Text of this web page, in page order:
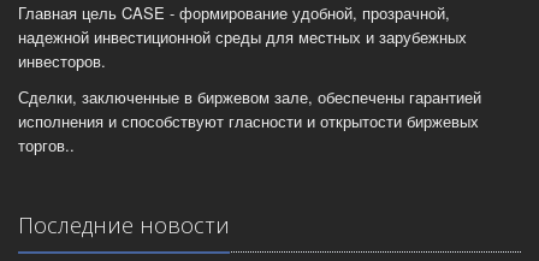
Главная цель CASE - формирование удобной, прозрачной,
надежной инвестиционной среды для местных и зарубежных
инвесторов.
Сделки, заключенные в биржевом зале, обеспечены гарантией
исполнения и способствуют гласности и открытости биржевых
торгов..
Последние новости